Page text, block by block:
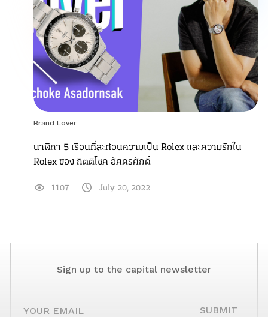
Brand Lover
นาฬิกา 5 เรือนที่สะท้อนความเป็น Rolex และความรักใน
Rolex ของ กิตติโชค อัศดรศักดิ์
1107 July 20, 2022
Sign up to the capital newsletter
SUBMIT